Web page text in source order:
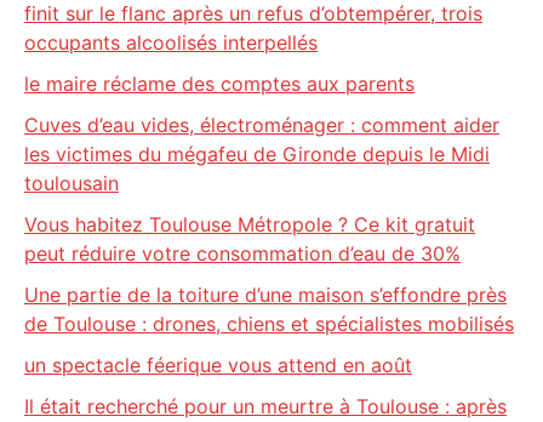
finit sur le flanc après un refus d’obtempérer, trois
occupants alcoolisés interpellés
le maire réclame des comptes aux parents
Cuves d’eau vides, électroménager : comment aider
les victimes du mégafeu de Gironde depuis le Midi
toulousain
Vous habitez Toulouse Métropole ? Ce kit gratuit
peut réduire votre consommation d’eau de 30%
Une partie de la toiture d’une maison s’effondre près
de Toulouse : drones, chiens et spécialistes mobilisés
un spectacle féerique vous attend en août
Il était recherché pour un meurtre à Toulouse : après